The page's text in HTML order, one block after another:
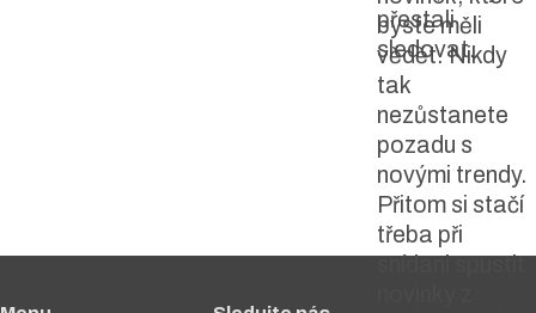
přestali
sledovat.
byste měli
vědět. Nikdy
tak
nezůstanete
pozadu s
novými trendy.
Přitom si stačí
třeba při
snídani spustit